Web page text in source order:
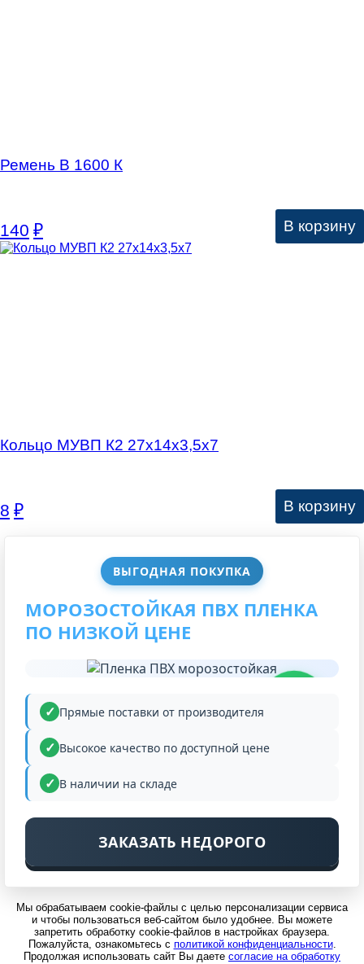
ВЫГОДНАЯ ПОКУПКА
МОРОЗОСТОЙКАЯ ПВХ ПЛЕНКА
ПО НИЗКОЙ ЦЕНЕ
Прямые поставки от производителя
Высокое качество по доступной цене
В наличии на складе
ЗАКАЗАТЬ НЕДОРОГО
Ремень В 1600 К
140 ₽ В корзину
Кольцо МУВП К2 27х14х3,5х7
8 ₽ В корзину
Мы обрабатываем cookie-файлы с целью персонализации сервиса
и чтобы пользоваться веб-сайтом было удобнее. Вы можете
запретить обработку cookie-файлов в настройках браузера.
Пожалуйста, ознакомьтесь с политикой конфиденциальности.
Продолжая использовать сайт Вы даете согласие на обработку